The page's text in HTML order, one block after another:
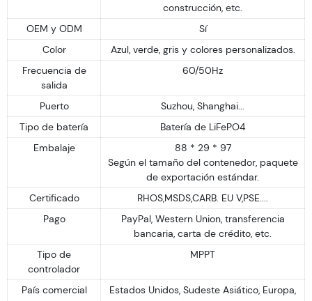
construcción, etc.
OEM y ODM
Sí
Color
Azul, verde, gris y colores personalizados.
Frecuencia de
salida
60/50Hz
Puerto
Suzhou, Shanghai...
Tipo de batería
Batería de LiFePO4
Embalaje
88 * 29 * 97
Según el tamaño del contenedor, paquete
de exportación estándar.
Certificado
RHOS,MSDS,CARB. EU V,PSE....
Pago
PayPal, Western Union, transferencia
bancaria, carta de crédito, etc.
Tipo de
controlador
MPPT
País comercial
Estados Unidos, Sudeste Asiático, Europa,